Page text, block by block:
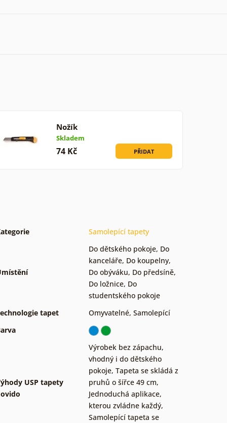
Nožík
Skladem
74 Kč PŘIDAT
Samolepící tapety
Do dětského pokoje, Do
kanceláře, Do koupelny,
Do obýváku, Do předsíně,
Do ložnice, Do
studentského pokoje
tapet
Omyvatelné, Samolepící
USP tapety
Výrobek bez zápachu,
vhodný i do dětského
pokoje, Tapeta se skládá z
pruhů o šířce 49 cm,
Jednoduchá aplikace,
kterou zvládne každý,
Samolepící tapeta se